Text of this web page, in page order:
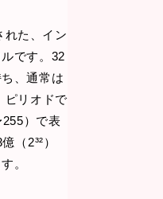
れた、イン
です。32
、通常は
ピリオドで
）で表
（2³²）
。